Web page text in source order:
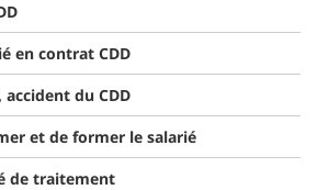
en contrat CDD
accident du CDD
et de former le salarié
de traitement